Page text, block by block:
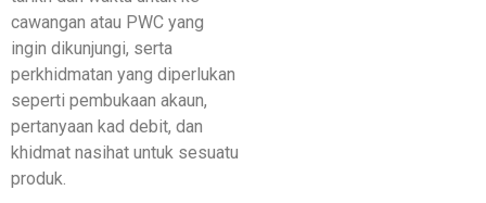
cawangan atau PWC yang
ingin dikunjungi, serta
perkhidmatan yang diperlukan
seperti pembukaan akaun,
pertanyaan kad debit, dan
khidmat nasihat untuk sesuatu
produk.